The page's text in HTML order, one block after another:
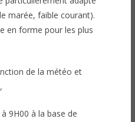
marée, faible courant).
en forme pour les plus
de la météo et
9H00 à la base de